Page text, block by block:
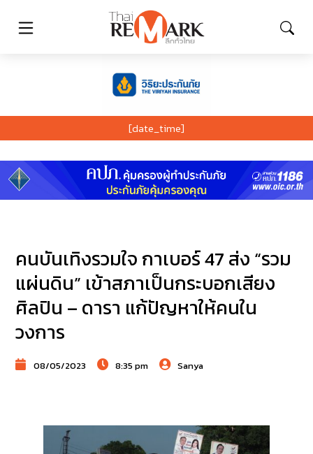
[date_time]
คนบันเทิงรวมใจ กาเบอร์ 47 ส่ง “รวม
แผ่นดิน” เข้าสภาเป็นกระบอกเสียง
ศิลปิน – ดารา แก้ปัญหาให้คนใน
วงการ
08/05/2023 8:35 pm Sanya